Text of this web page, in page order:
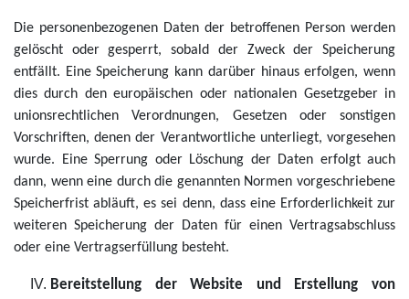
Die personenbezogenen Daten der betroffenen Person werden
gelöscht oder gesperrt, sobald der Zweck der Speicherung
entfällt. Eine Speicherung kann darüber hinaus erfolgen, wenn
dies durch den europäischen oder nationalen Gesetzgeber in
unionsrechtlichen Verordnungen, Gesetzen oder sonstigen
Vorschriften, denen der Verantwortliche unterliegt, vorgesehen
wurde. Eine Sperrung oder Löschung der Daten erfolgt auch
dann, wenn eine durch die genannten Normen vorgeschriebene
Speicherfrist abläuft, es sei denn, dass eine Erforderlichkeit zur
weiteren Speicherung der Daten für einen Vertragsabschluss
oder eine Vertragserfüllung besteht.
Bereitstellung der Website und Erstellung von